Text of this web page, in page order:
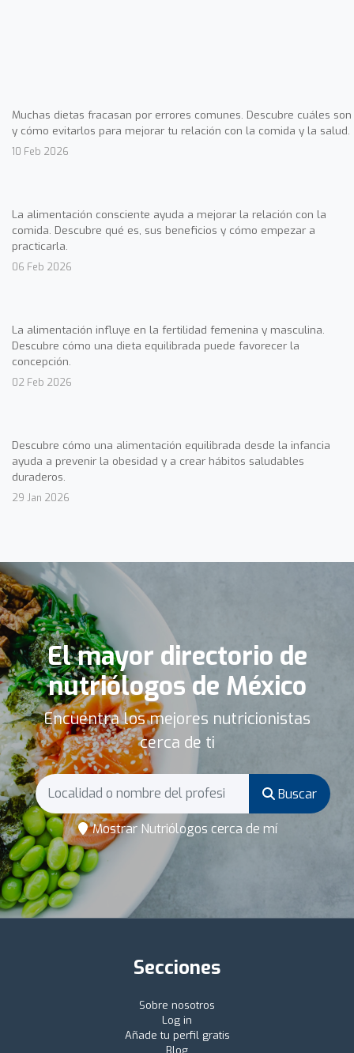
Muchas dietas fracasan por errores comunes. Descubre cuáles son
y cómo evitarlos para mejorar tu relación con la comida y la salud.
10 Feb 2026
La alimentación consciente ayuda a mejorar la relación con la
comida. Descubre qué es, sus beneficios y cómo empezar a
practicarla.
06 Feb 2026
La alimentación influye en la fertilidad femenina y masculina.
Descubre cómo una dieta equilibrada puede favorecer la
concepción.
02 Feb 2026
Descubre cómo una alimentación equilibrada desde la infancia
ayuda a prevenir la obesidad y a crear hábitos saludables
duraderos.
29 Jan 2026
El mayor directorio de
nutriólogos de México
Encuentra los mejores nutricionistas
cerca de ti
Buscar
Mostrar Nutriólogos cerca de mí
Secciones
Sobre nosotros
Log in
Añade tu perfil gratis
Blog